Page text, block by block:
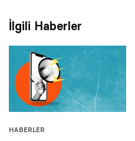
İlgili Haberler
HABERLER